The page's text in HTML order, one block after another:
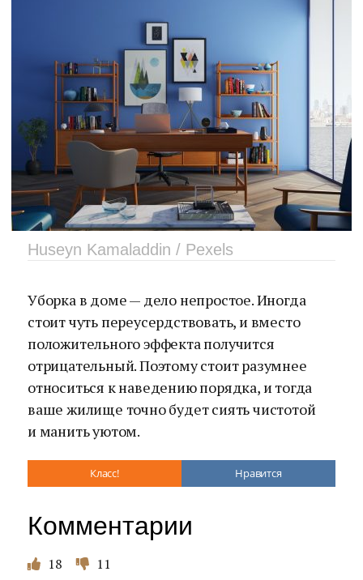
Huseyn Kamaladdin / Pexels
Уборка в доме — дело непростое. Иногда
стоит чуть переусердствовать, и вместо
положительного эффекта получится
отрицательный. Поэтому стоит разумнее
относиться к наведению порядка, и тогда
ваше жилище точно будет сиять чистотой
и манить уютом.
Класс! Нравится
Комментарии
18 11